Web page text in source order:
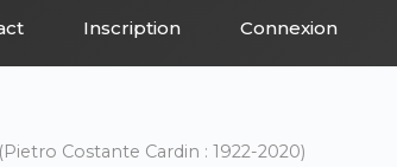
Inscription Connexion
Costante Cardin : 1922-2020)